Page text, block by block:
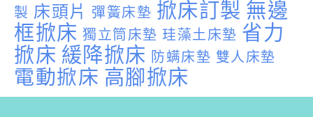
製 床頭片 彈簧床墊 掀床訂製 無邊
框掀床 獨立筒床墊 珪藻土床墊 省力
掀床 緩降掀床 防螨床墊 雙人床墊
電動掀床 高腳掀床